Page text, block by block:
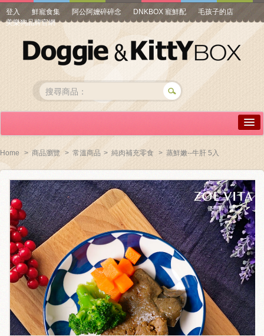
登入 鮮寵食集 阿公阿嬤碎碎念 DNKBOX 寵鮮配
毛孩子的店
美樂狗品牌官網
常見問答
商品瀏覽
線上訂購
帳號專區
關於我們
毛孩健康之道
Home > 商品瀏覽 > 常溫商品 > 純肉補充零食 > 蒸鮮嫩--牛肝 5入